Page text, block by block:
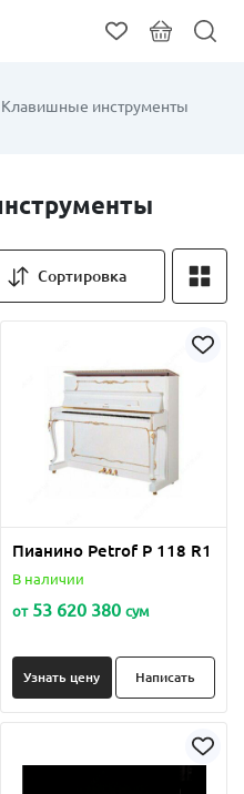
Клавишные инструменты
Сортировка
Пианино Petrof P 118 R1
В наличии
от53 620 380 сум
Узнать цену Написать